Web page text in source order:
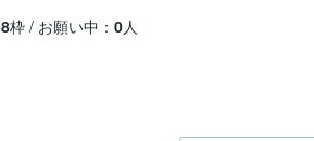
8枠 / お願い中： 0人